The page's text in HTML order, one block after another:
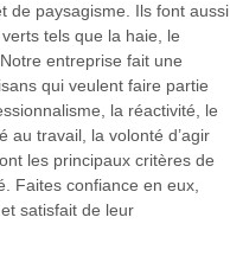
de paysagisme. Ils font aussi
tels que la haie, le
entreprise fait une
qui veulent faire partie
la réactivité, le
au travail, la volonté d’agir
les principaux critères de
Faites confiance en eux,
satisfait de leur